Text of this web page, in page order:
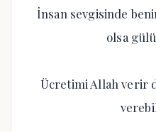
İnsan sevgisinde
olsa
Ücretimi Allah verir